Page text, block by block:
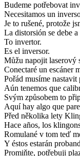
Budeme potřebovat
Necesitamos un
Je to rušené, protože
La distorsión se debe
To invertor.
Es el inversor.
Můžu napojit laserový
Conectaré un escáner
Pořád musíme
Aún tenemos que
Svým způsobem to
Aquí hay algo que
Před několika lety
Hace años, los
Romulané v tom teď
Y éstos estarán
Promiňte, potřebuji